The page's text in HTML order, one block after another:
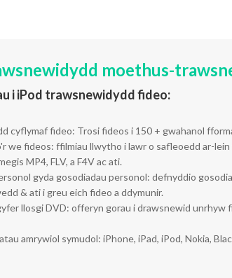
moethus-
i iPod trawsnewidydd fideo:
cyflymaf fideo: Trosi fideos i 150 + gwahanol
we fideos: ffilmiau llwytho i lawr o safleoedd ar-
MP4, FLV, a F4V ac ati.
gyda gosodiadau personol: defnyddio
& ati i greu eich fideo a ddymunir.
llosgi DVD: offeryn gorau i drawsnewid
amrywiol symudol: iPhone, iPad, iPod, Nokia,